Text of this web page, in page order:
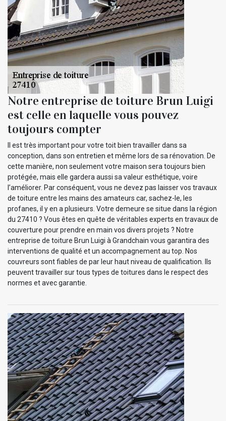
Notre entreprise de toiture Brun Luigi
est celle en laquelle vous pouvez
toujours compter
Il est très important pour votre toit bien travailler dans sa
conception, dans son entretien et même lors de sa rénovation. De
cette manière, non seulement votre maison sera toujours bien
protégée, mais elle gardera aussi sa valeur esthétique, voire
l’améliorer. Par conséquent, vous ne devez pas laisser vos travaux
de toiture entre les mains des amateurs car, sachez-le, les
profanes, il y en a plusieurs. Votre demeure se situe dans la région
du 27410 ? Vous êtes en quête de véritables experts en travaux de
couverture pour prendre en main vos divers projets ? Notre
entreprise de toiture Brun Luigi à Grandchain vous garantira des
interventions de qualité et un accompagnement au top. Nos
couvreurs sont fiables de par leur haut niveau de qualification. Ils
peuvent travailler sur tous types de toitures dans le respect des
normes et avec garantie.